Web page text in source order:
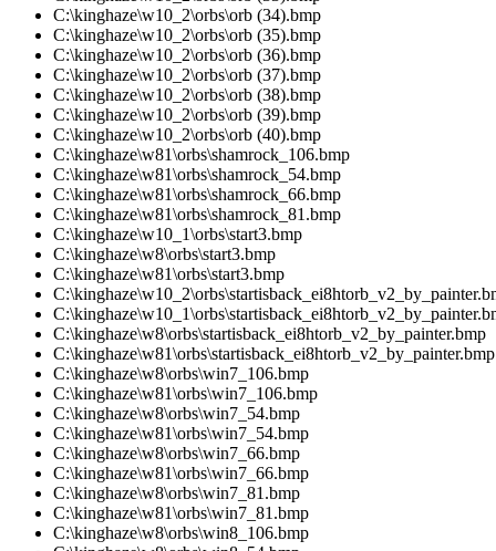
C:\kinghaze\w10_2\orbs\orb (34).bmp
C:\kinghaze\w10_2\orbs\orb (35).bmp
C:\kinghaze\w10_2\orbs\orb (36).bmp
C:\kinghaze\w10_2\orbs\orb (37).bmp
C:\kinghaze\w10_2\orbs\orb (38).bmp
C:\kinghaze\w10_2\orbs\orb (39).bmp
C:\kinghaze\w10_2\orbs\orb (40).bmp
C:\kinghaze\w81\orbs\shamrock_106.bmp
C:\kinghaze\w81\orbs\shamrock_54.bmp
C:\kinghaze\w81\orbs\shamrock_66.bmp
C:\kinghaze\w81\orbs\shamrock_81.bmp
C:\kinghaze\w10_1\orbs\start3.bmp
C:\kinghaze\w8\orbs\start3.bmp
C:\kinghaze\w81\orbs\start3.bmp
C:\kinghaze\w8\orbs\startisback_ei8htorb_v2_by_painter.bmp
C:\kinghaze\w81\orbs\startisback_ei8htorb_v2_by_painter.bmp
C:\kinghaze\w8\orbs\win7_106.bmp
C:\kinghaze\w81\orbs\win7_106.bmp
C:\kinghaze\w8\orbs\win7_54.bmp
C:\kinghaze\w81\orbs\win7_54.bmp
C:\kinghaze\w8\orbs\win7_66.bmp
C:\kinghaze\w81\orbs\win7_66.bmp
C:\kinghaze\w8\orbs\win7_81.bmp
C:\kinghaze\w81\orbs\win7_81.bmp
C:\kinghaze\w8\orbs\win8_106.bmp